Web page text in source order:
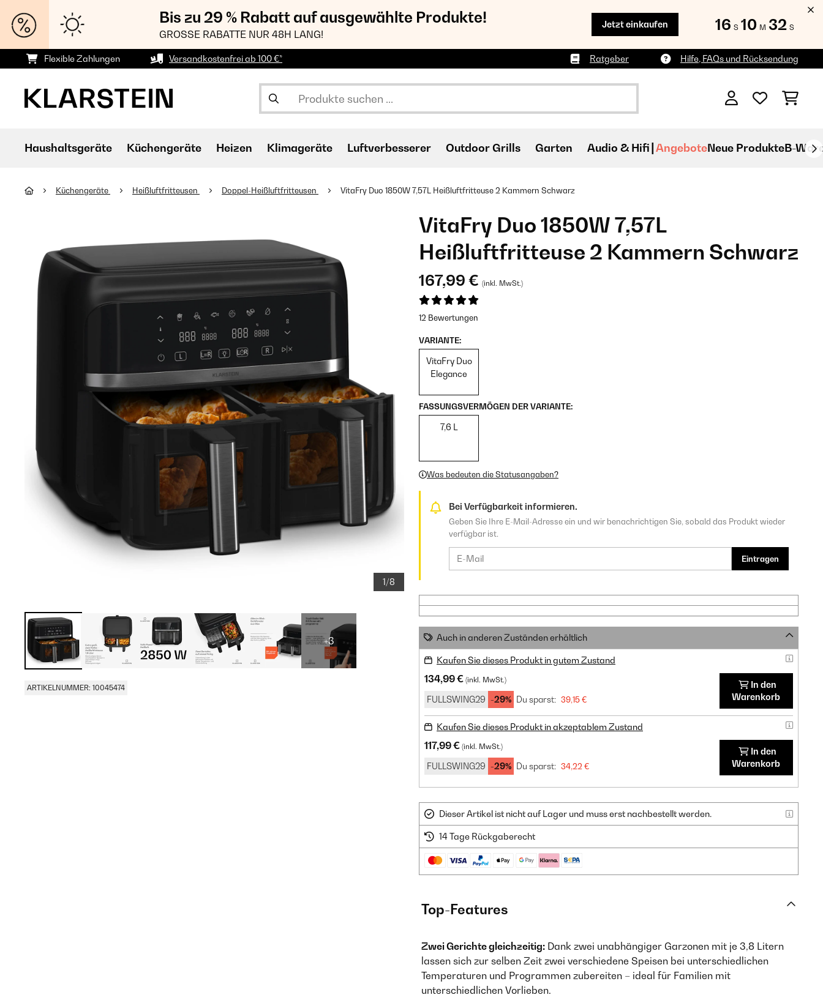
Bis zu 29 % Rabatt auf ausgewählte Produkte!
GROSSE RABATTE NUR 48H LANG!
Jetzt einkaufen 16 S 10 M 31 S
Flexible Zahlungen Versandkostenfrei ab 100 €* Ratgeber Hilfe, FAQs und Rücksendung
Haushaltsgeräte Küchengeräte Heizen Klimageräte Luftverbesserer Outdoor Grills Garten Audio & Hifi AngeboteNeue ProdukteB-
Küchengeräte Heißluftfritteusen Doppel-Heißluftfritteusen VitaFry Duo 1850W 7,57L Heißluftfritteuse 2 Kammern​ Schwarz
1/8
+3
ARTIKELNUMMER: 10045474
VitaFry Duo 1850W 7,57L
Heißluftfritteuse 2 Kammern​ Schwarz
167,99 € (inkl. MwSt.)
12 Bewertungen
VARIANTE:
VitaFry Duo
Elegance
FASSUNGSVERMÖGEN DER VARIANTE:
7,6 L
Was bedeuten die Statusangaben?
Bei Verfügbarkeit informieren.
Geben Sie Ihre E-Mail-Adresse ein und wir benachrichtigen Sie, sobald das Produkt wieder
verfügbar ist.
Eintragen
Auch in anderen Zuständen erhältlich
Kaufen Sie dieses Produkt in gutem Zustand
134,99 € (inkl. MwSt.)
FULLSWING29 -29% Du sparst: 39,15 €
In den
Warenkorb
Kaufen Sie dieses Produkt in akzeptablem Zustand
117,99 € (inkl. MwSt.)
FULLSWING29 -29% Du sparst: 34,22 €
In den
Warenkorb
Dieser Artikel ist nicht auf Lager und muss erst nachbestellt werden.
14 Tage Rückgaberecht
Top-Features
Zwei Gerichte gleichzeitig: Dank zwei unabhängiger Garzonen mit je 3,8 Litern
lassen sich zur selben Zeit zwei verschiedene Speisen bei unterschiedlichen
Temperaturen und Programmen zubereiten – ideal für Familien mit
unterschiedlichen Vorlieben.